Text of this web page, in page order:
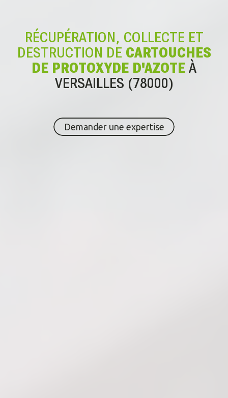
RÉCUPÉRATION, COLLECTE ET
DESTRUCTION DE CARTOUCHES
DE PROTOXYDE D'AZOTE À
VERSAILLES (78000)
Demander une expertise